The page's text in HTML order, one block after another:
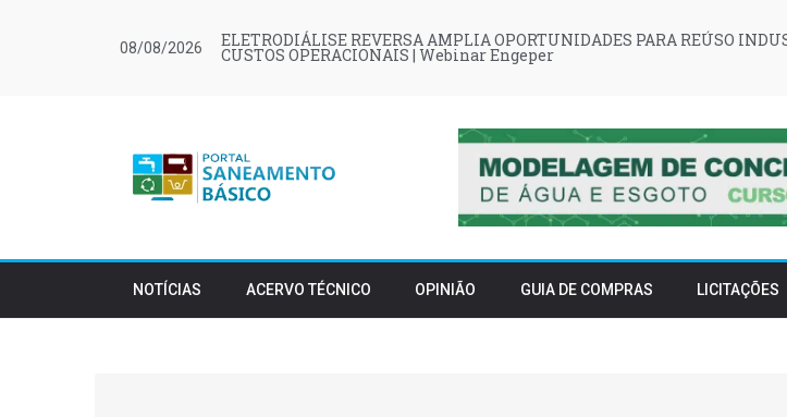
08/08/2026 ELETRODIÁLISE REVERSA AMPLIA OPORTUNIDADES PARA REÚSO
CUSTOS OPERACIONAIS | Webinar Engeper
NOTÍCIAS ACERVO TÉCNICO OPINIÃO GUIA DE COMPRAS LICITAÇÕES